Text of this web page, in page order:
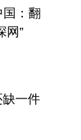
国：翻
网”
一件